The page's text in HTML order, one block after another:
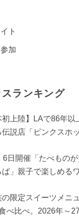
ト
加
スランキング
初上陸】LAで86年以
伝説店「ピンクスホ
ッグブーム到来!?
6日開催「たべものが
ば」親子で楽しめる
ご紹介
の限定スイーツメニ
べ比べ。2026年～